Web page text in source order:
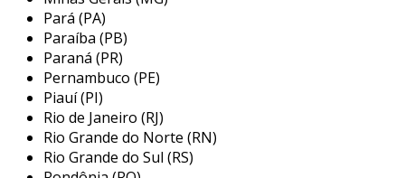
em uma variedade de aplicações industriais. sua
capacidade de compensar desalinhamentos e
absorver choques é especialmente valorizada
em setores onde a continuidade do
funcionamento é crítica. as principais aplicações
incluem:
máquinas de construção:
Pará (PA)
Paraíba (PB)
Paraná (PR)
Pernambuco (PE)
Piauí (PI)
Rio de Janeiro (RJ)
Rio Grande do Norte (RN)
Rio Grande do Sul (RS)